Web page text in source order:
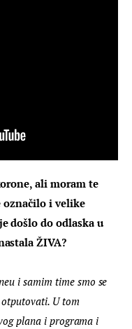
ali moram te
označilo i velike
došlo do odlaska u
ŽIVA?
i samim time smo se
U tom
plana i programa i